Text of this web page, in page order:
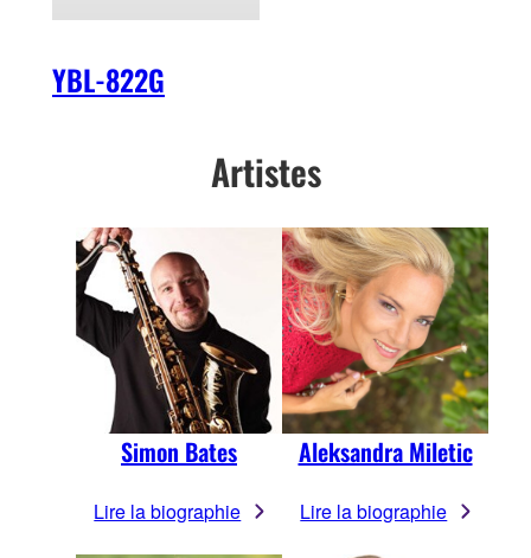
YBL-822G
Artistes
Simon Bates
Lire la biographie
Aleksandra Miletic
Lire la biographie